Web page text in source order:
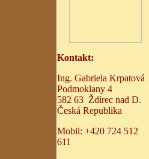
Kontakt:
Ing. Gabriela Krpatová
Podmoklany 4
582 63 Ždírec nad D.
Česká Republika
Mobil: +420 724 512
611